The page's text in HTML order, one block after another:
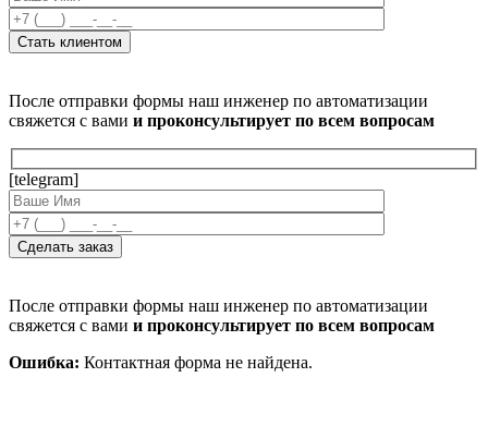
После отправки формы наш инженер по автоматизации
свяжется с вами и проконсультирует по всем вопросам
[telegram]
После отправки формы наш инженер по автоматизации
свяжется с вами и проконсультирует по всем вопросам
Ошибка: Контактная форма не найдена.